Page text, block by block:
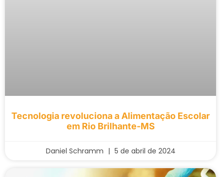
Tecnologia revoluciona a Alimentação Escolar
em Rio Brilhante-MS
Daniel Schramm 5 de abril de 2024